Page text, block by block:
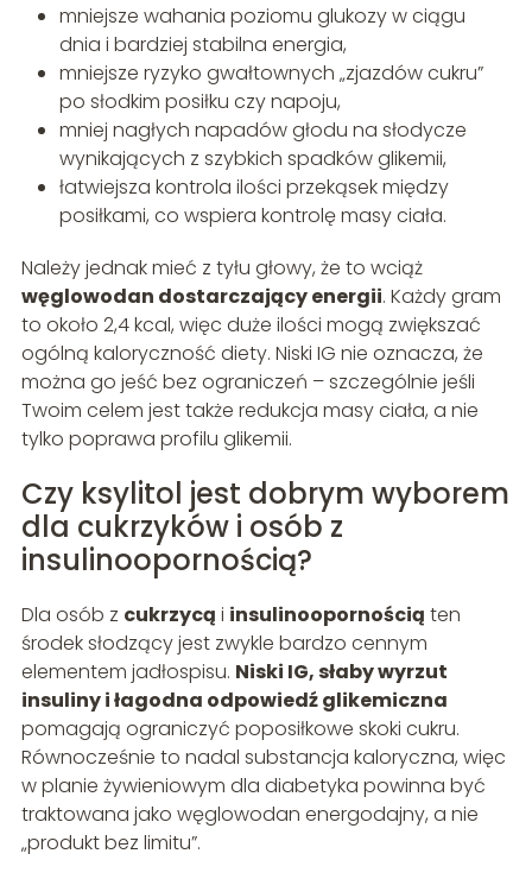
mniejsze wahania poziomu glukozy w ciągu
dnia i bardziej stabilna energia,
mniejsze ryzyko gwałtownych „zjazdów cukru”
po słodkim posiłku czy napoju,
mniej nagłych napadów głodu na słodycze
wynikających z szybkich spadków glikemii,
łatwiejsza kontrola ilości przekąsek między
posiłkami, co wspiera kontrolę masy ciała.
Należy jednak mieć z tyłu głowy, że to wciąż
węglowodan dostarczający energii. Każdy gram
to około 2,4 kcal, więc duże ilości mogą zwiększać
ogólną kaloryczność diety. Niski IG nie oznacza, że
można go jeść bez ograniczeń – szczególnie jeśli
Twoim celem jest także redukcja masy ciała, a nie
tylko poprawa profilu glikemii.
Czy ksylitol jest dobrym wyborem
dla cukrzyków i osób z
insulinoopornością?
Dla osób z cukrzycą i insulinoopornością ten
środek słodzący jest zwykle bardzo cennym
elementem jadłospisu. Niski IG, słaby wyrzut
insuliny i łagodna odpowiedź glikemiczna
pomagają ograniczyć poposiłkowe skoki cukru.
Równocześnie to nadal substancja kaloryczna, więc
w planie żywieniowym dla diabetyka powinna być
traktowana jako węglowodan energodajny, a nie
„produkt bez limitu”.